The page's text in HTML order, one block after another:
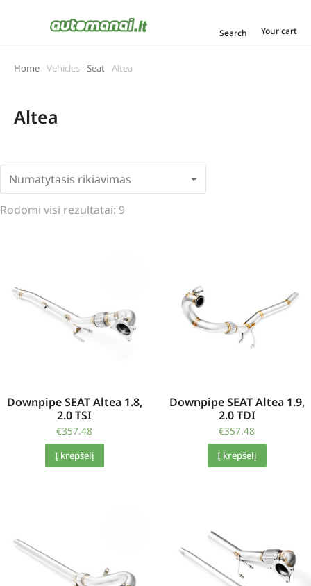
Search Your cart
You are here:
Home Vehicles Seat Altea
Altea
Rodomi visi rezultatai: 9
Downpipe SEAT Altea 1.8,
2.0 TSI
€357.48
Į krepšelį
Downpipe SEAT Altea 1.9,
2.0 TDI
€357.48
Į krepšelį